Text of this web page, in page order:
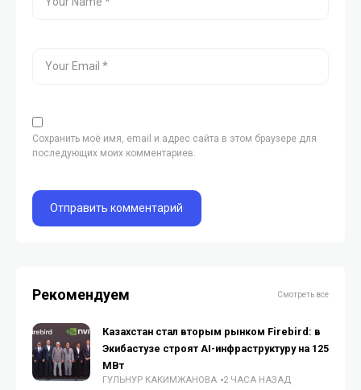
Сохранить моё имя, email и адрес сайта в этом браузере для
последующих моих комментариев.
Рекомендуем Смотреть все
Казахстан стал вторым рынком Firebird: в
Экибастузе строят AI-инфраструктуру на 125
МВт
ГУЛЬНУР КАКИМЖАНОВА 2 ЧАСА НАЗАД